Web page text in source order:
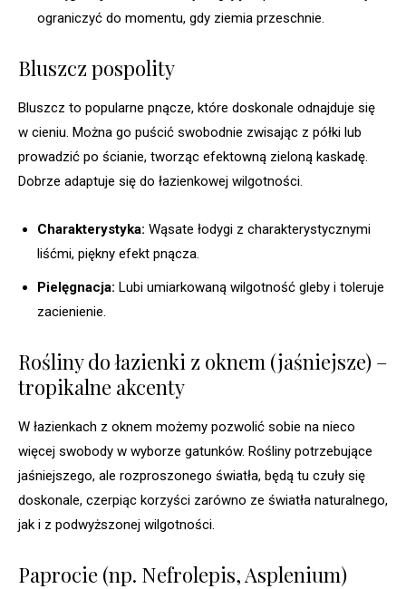
ograniczyć do momentu, gdy ziemia przeschnie.
Bluszcz pospolity
Bluszcz to popularne pnącze, które doskonale odnajduje się
w cieniu. Można go puścić swobodnie zwisając z półki lub
prowadzić po ścianie, tworząc efektowną zieloną kaskadę.
Dobrze adaptuje się do łazienkowej wilgotności.
Charakterystyka: Wąsate łodygi z charakterystycznymi
liśćmi, piękny efekt pnącza.
Pielęgnacja: Lubi umiarkowaną wilgotność gleby i toleruje
zacienienie.
Rośliny do łazienki z oknem (jaśniejsze) –
tropikalne akcenty
W łazienkach z oknem możemy pozwolić sobie na nieco
więcej swobody w wyborze gatunków. Rośliny potrzebujące
jaśniejszego, ale rozproszonego światła, będą tu czuły się
doskonale, czerpiąc korzyści zarówno ze światła naturalnego,
jak i z podwyższonej wilgotności.
Paprocie (np. Nefrolepis, Asplenium)